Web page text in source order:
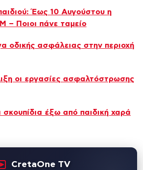
Έως 10 Αυγούστου η
– Ποιοι πάνε ταμείο
οδικής ασφάλειας στην περιοχή
οι εργασίες ασφαλτόστρωσης
έξω από παιδική χαρά
CretaOne TV